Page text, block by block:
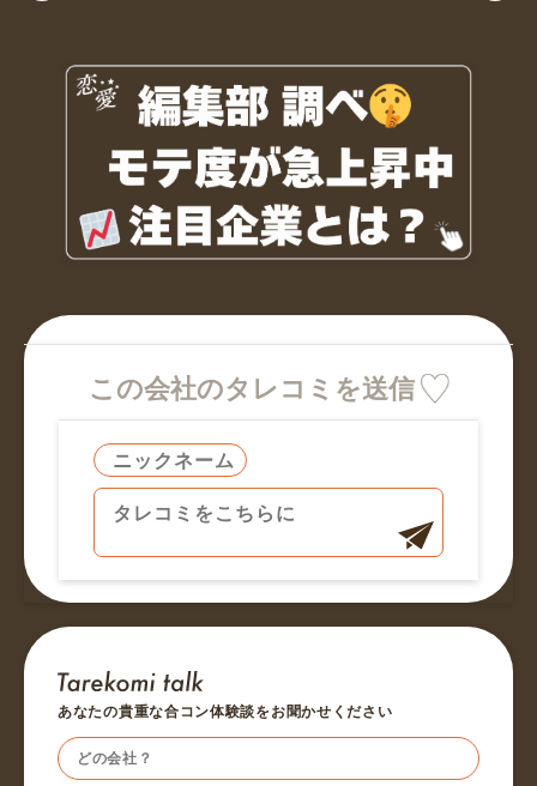
この会社のタレコミを送信
あなたの貴重な合コン体験談をお聞かせください